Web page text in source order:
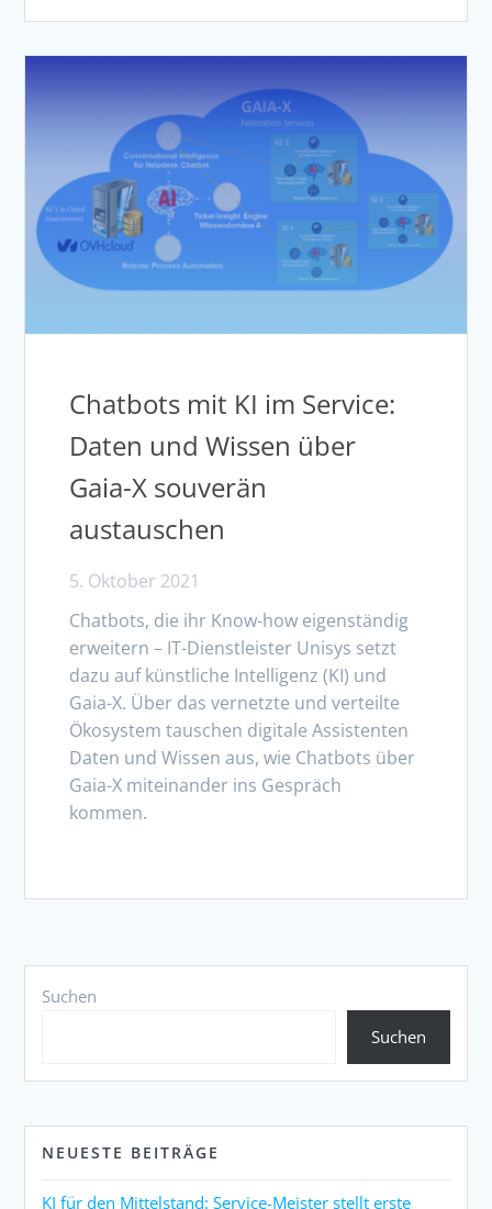
Chatbots mit KI im Service:
Daten und Wissen über
Gaia-X souverän
austauschen
5. Oktober 2021
Chatbots, die ihr Know-how eigenständig
erweitern – IT-Dienstleister Unisys setzt
dazu auf künstliche Intelligenz (KI) und
Gaia-X. Über das vernetzte und verteilte
Ökosystem tauschen digitale Assistenten
Daten und Wissen aus, wie Chatbots über
Gaia-X miteinander ins Gespräch
kommen.
Suchen
Suchen
NEUESTE BEITRÄGE
KI für den Mittelstand: Service-Meister stellt erste